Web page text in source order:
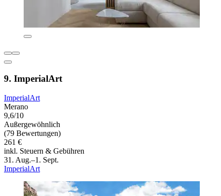
9. ImperialArt
ImperialArt
Merano
9,6/10
Außergewöhnlich
(79 Bewertungen)
261 €
inkl. Steuern & Gebühren
31. Aug.–1. Sept.
ImperialArt